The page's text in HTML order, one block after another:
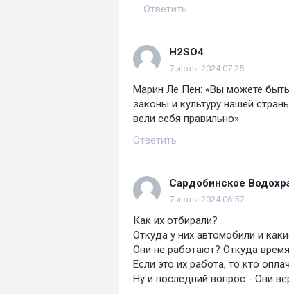
Ответить
H2SO4
7 июля 2024 07:25
Марин Ле Пен: «Вы можете
законы и культуру нашей
вели себя правильно».
Ответить
Сардобинское
7 июля 2024 06:57
Как их отбирали?
Откуда у них автомобили и
Они не работают? Откуда
Если это их работа, то кто
Ну и последний вопрос - Они